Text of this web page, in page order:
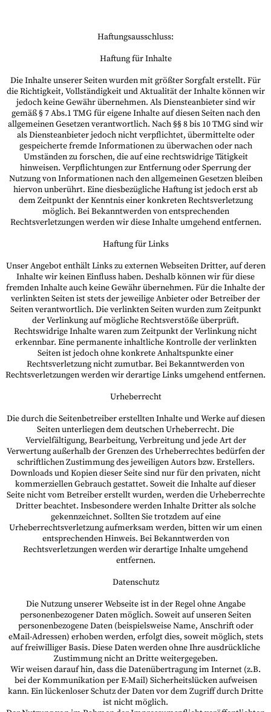
Haftungsausschluss:
Haftung für Inhalte
Die Inhalte unserer Seiten wurden mit größter Sorgfalt erstellt. Für
die Richtigkeit, Vollständigkeit und Aktualität der Inhalte können wir
jedoch keine Gewähr übernehmen. Als Diensteanbieter sind wir
gemäß § 7 Abs.1 TMG für eigene Inhalte auf diesen Seiten nach den
allgemeinen Gesetzen verantwortlich. Nach §§ 8 bis 10 TMG sind wir
als Diensteanbieter jedoch nicht verpflichtet, übermittelte oder
gespeicherte fremde Informationen zu überwachen oder nach
Umständen zu forschen, die auf eine rechtswidrige Tätigkeit
hinweisen. Verpflichtungen zur Entfernung oder Sperrung der
Nutzung von Informationen nach den allgemeinen Gesetzen bleiben
hiervon unberührt. Eine diesbezügliche Haftung ist jedoch erst ab
dem Zeitpunkt der Kenntnis einer konkreten Rechtsverletzung
möglich. Bei Bekanntwerden von entsprechenden
Rechtsverletzungen werden wir diese Inhalte umgehend entfernen.
Haftung für Links
Unser Angebot enthält Links zu externen Webseiten Dritter, auf deren
Inhalte wir keinen Einfluss haben. Deshalb können wir für diese
fremden Inhalte auch keine Gewähr übernehmen. Für die Inhalte der
verlinkten Seiten ist stets der jeweilige Anbieter oder Betreiber der
Seiten verantwortlich. Die verlinkten Seiten wurden zum Zeitpunkt
der Verlinkung auf mögliche Rechtsverstöße überprüft.
Rechtswidrige Inhalte waren zum Zeitpunkt der Verlinkung nicht
erkennbar. Eine permanente inhaltliche Kontrolle der verlinkten
Seiten ist jedoch ohne konkrete Anhaltspunkte einer
Rechtsverletzung nicht zumutbar. Bei Bekanntwerden von
Rechtsverletzungen werden wir derartige Links umgehend entfernen.
Urheberrecht
Die durch die Seitenbetreiber erstellten Inhalte und Werke auf diesen
Seiten unterliegen dem deutschen Urheberrecht. Die
Vervielfältigung, Bearbeitung, Verbreitung und jede Art der
Verwertung außerhalb der Grenzen des Urheberrechtes bedürfen der
schriftlichen Zustimmung des jeweiligen Autors bzw. Erstellers.
Downloads und Kopien dieser Seite sind nur für den privaten, nicht
kommerziellen Gebrauch gestattet. Soweit die Inhalte auf dieser
Seite nicht vom Betreiber erstellt wurden, werden die Urheberrechte
Dritter beachtet. Insbesondere werden Inhalte Dritter als solche
gekennzeichnet. Sollten Sie trotzdem auf eine
Urheberrechtsverletzung aufmerksam werden, bitten wir um einen
entsprechenden Hinweis. Bei Bekanntwerden von
Rechtsverletzungen werden wir derartige Inhalte umgehend
entfernen.
Datenschutz
Die Nutzung unserer Webseite ist in der Regel ohne Angabe
personenbezogener Daten möglich. Soweit auf unseren Seiten
personenbezogene Daten (beispielsweise Name, Anschrift oder
eMail-Adressen) erhoben werden, erfolgt dies, soweit möglich, stets
auf freiwilliger Basis. Diese Daten werden ohne Ihre ausdrückliche
Zustimmung nicht an Dritte weitergegeben.
Wir weisen darauf hin, dass die Datenübertragung im Internet (z.B.
bei der Kommunikation per E-Mail) Sicherheitslücken aufweisen
kann. Ein lückenloser Schutz der Daten vor dem Zugriff durch Dritte
ist nicht möglich.